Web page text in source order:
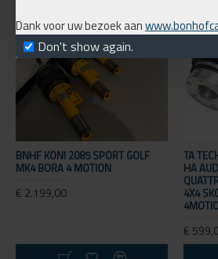
Dank voor uw bezoek aan
Don't show again.
BNHF KONI 2085 SPORT GOLF
MK4 BORA 4 MOTION
€ 2.199,00
TA
HA
4X4
€